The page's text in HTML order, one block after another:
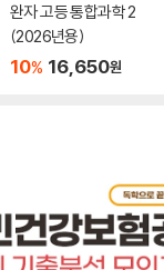
완자 고등 통합과학 2
(2026년용)
10% 16,650원